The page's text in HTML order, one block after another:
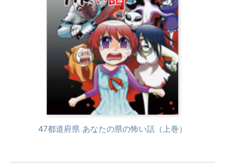
47都道府県 あなたの県の怖い話（上巻）